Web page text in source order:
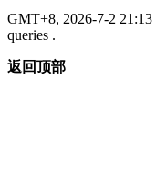
GMT+8, 2026-7-2 21:13
queries .
返回顶部